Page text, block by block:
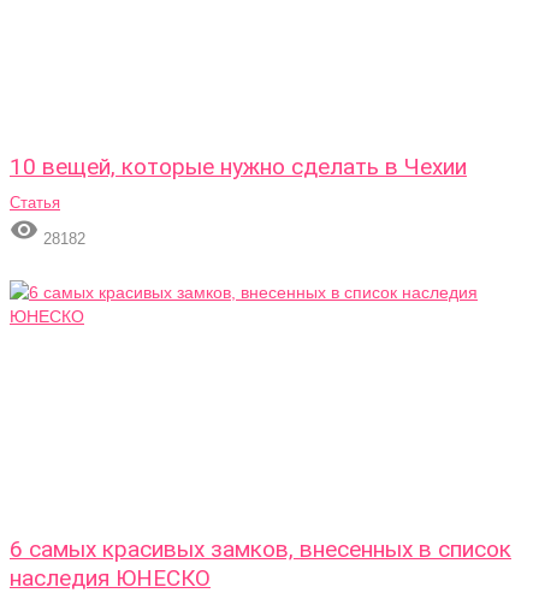
10 вещей, которые нужно сделать в Чехии
Статья
 28182
6 самых красивых замков, внесенных в список
наследия ЮНЕСКО